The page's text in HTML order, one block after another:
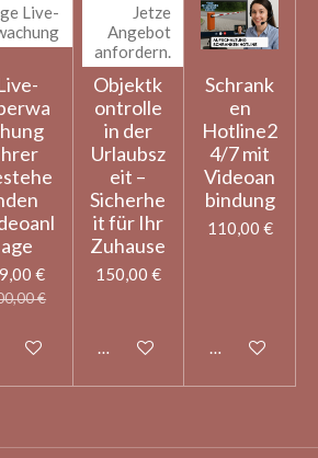
Live-
age
€
€
den Warenkorb
Jetze
Angebot
anfordern.
Objektk
ontrolle
in der
Urlaubsz
eit –
Sicherhe
it für Ihr
Zuhause
150,00 €
In den Warenkorb
Schrank
en
Hotline2
4/7 mit
Videoan
bindung
110,00 €
In den